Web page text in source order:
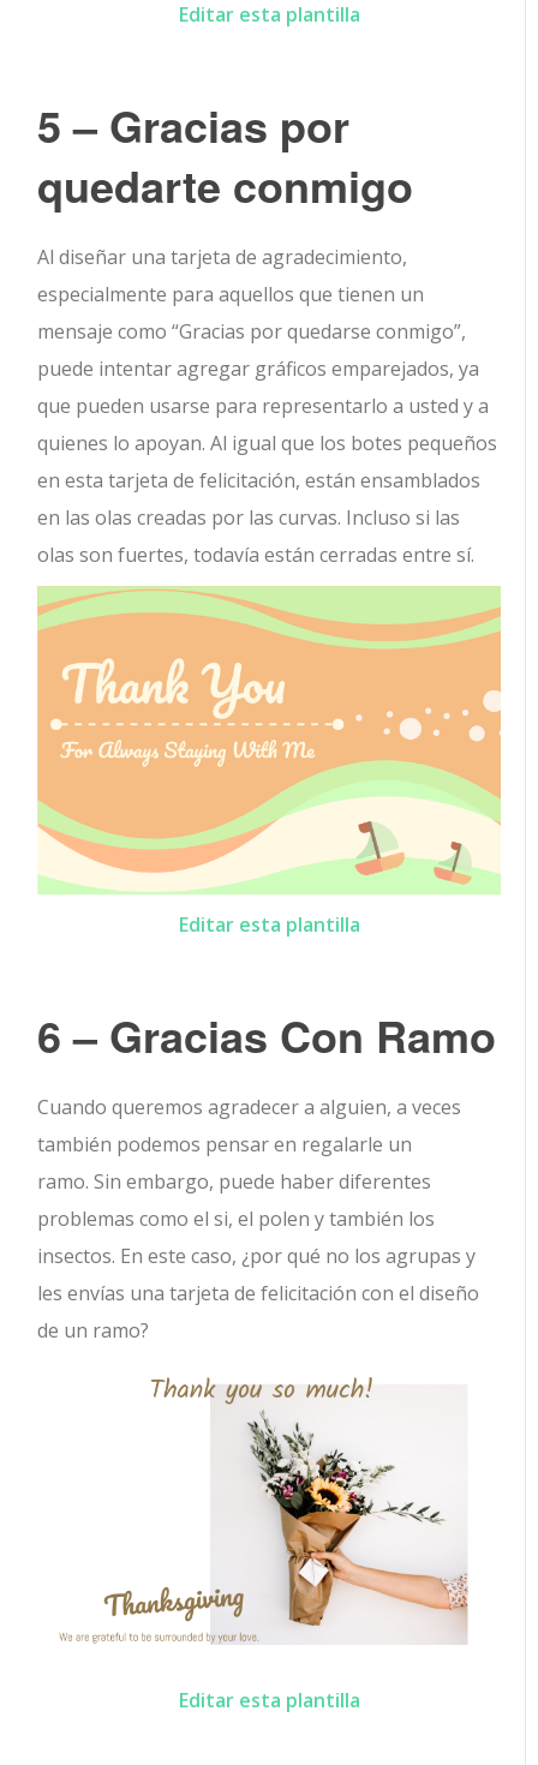
Editar esta plantilla
5 – Gracias por
quedarte conmigo
Al diseñar una tarjeta de agradecimiento,
especialmente para aquellos que tienen un
mensaje como “Gracias por quedarse conmigo”,
puede intentar agregar gráficos emparejados, ya
que pueden usarse para representarlo a usted y a
quienes lo apoyan. Al igual que los botes pequeños
en esta tarjeta de felicitación, están ensamblados
en las olas creadas por las curvas. Incluso si las
olas son fuertes, todavía están cerradas entre sí.
Editar esta plantilla
6 – Gracias Con Ramo
Cuando queremos agradecer a alguien, a veces
también podemos pensar en regalarle un
ramo. Sin embargo, puede haber diferentes
problemas como el si, el polen y también los
insectos. En este caso, ¿por qué no los agrupas y
les envías una tarjeta de felicitación con el diseño
de un ramo?
Editar esta plantilla